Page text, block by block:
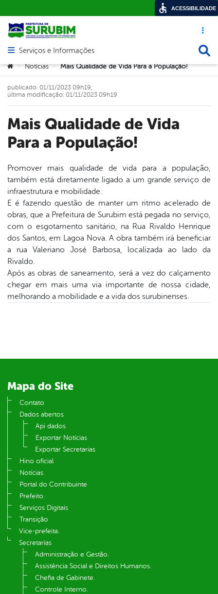
Acesso
Abrir menu principal de navegação
Serviços e Informações
Você está aqui:
> Notícias > Mais Qualidade de Vida Para a População!
Mais Qualidade de Vida
Para a População!
publicado: 01/11/2023 09h19,
última modificação: 01/11/2023 09h19
Promover mais qualidade de vida para a população,
também está diretamente ligado a um grande serviço de
infraestrutura e mobilidade.
E é fazendo questão de manter um ritmo acelerado de
obras, que a Prefeitura de Surubim está pegada no serviço,
com o esgotamento sanitário, na Rua Rivaldo Henrique
dos Santos, em Lagoa Nova. A obra também irá beneficiar
a rua Valeriano José Barbosa, localizada ao lado da
Rivaldo.
Após as obras de saneamento, será a vez do calçamento
chegar em mais uma via importante de nossa cidade,
melhorando a mobilidade e a vida dos surubinenses.
Mapa do Site
Contato
Dados abertos
Api dados
Exportar Notícias
Exportar Secretarias
Hino oficial
Notícias
Portal do Contribuinte
Prefeito.
Serviços Digitais
Transição
Vice-prefeita.
Secretarias
Administração e Gestão.
Assistência Social e Direitos Humanos.
Chefia de Gabinete.
Controle Interno.
ACESSIBILIDADE